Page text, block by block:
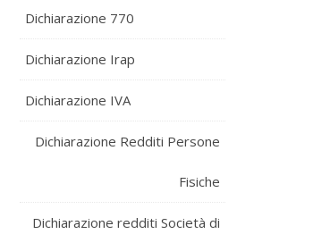
Dichiarazione 770
Dichiarazione Irap
Dichiarazione IVA
Dichiarazione Redditi Persone
Fisiche
Dichiarazione redditi Società di